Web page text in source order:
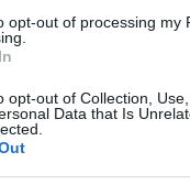
opt-out of processing my
opt-out of Collection,
Data that Is